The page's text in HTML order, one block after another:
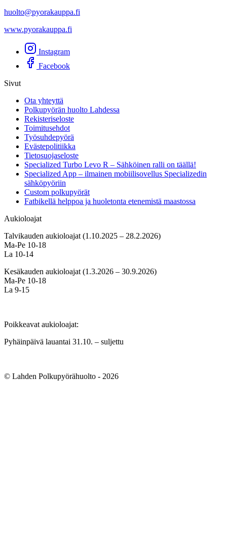
huolto@pyorakauppa.fi
www.pyorakauppa.fi
Instagram
Facebook
Sivut
Ota yhteyttä
Polkupyörän huolto Lahdessa
Rekisteriseloste
Toimitusehdot
Työsuhdepyörä
Evästepolitiikka
Tietosuojaseloste
Specialized Turbo Levo R – Sähköinen ralli on täällä!
Specialized App – ilmainen mobiilisovellus Specializedin
sähköpyöriin
Custom polkupyörät
Fatbikellä helppoa ja huoletonta etenemistä maastossa
Aukioloajat
Talvikauden aukioloajat (1.10.2025 – 28.2.2026)
Ma-Pe 10-18
La 10-14
Kesäkauden aukioloajat (1.3.2026 – 30.9.2026)
Ma-Pe 10-18
La 9-15
Poikkeavat aukioloajat:
Pyhäinpäivä lauantai 31.10. – suljettu
© Lahden Polkupyörähuolto - 2026